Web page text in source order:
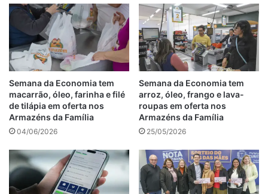
Semana da Economia tem
macarrão, óleo, farinha e filé
de tilápia em oferta nos
Armazéns da Família
04/06/2026
Semana da Economia tem
arroz, óleo, frango e lava-
roupas em oferta nos
Armazéns da Família
25/05/2026